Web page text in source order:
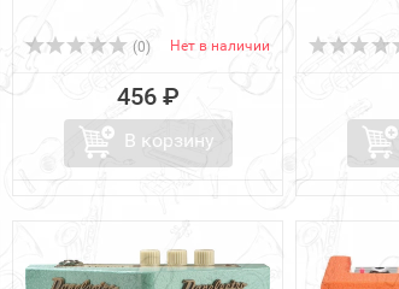
(0) Нет в наличии
456 ₽
В корзину